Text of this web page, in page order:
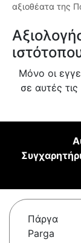
αξιοθέατα της
Μόνο οι
σε αυτές
Πάργα
Parga